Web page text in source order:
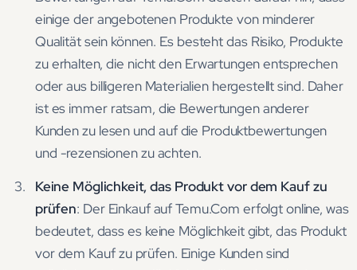
einige der angebotenen Produkte von minderer
Qualität sein können. Es besteht das Risiko, Produkte
zu erhalten, die nicht den Erwartungen entsprechen
oder aus billigeren Materialien hergestellt sind. Daher
ist es immer ratsam, die Bewertungen anderer
Kunden zu lesen und auf die Produktbewertungen
und -rezensionen zu achten.
Keine Möglichkeit, das Produkt vor dem Kauf zu
prüfen: Der Einkauf auf Temu.Com erfolgt online, was
bedeutet, dass es keine Möglichkeit gibt, das Produkt
vor dem Kauf zu prüfen. Einige Kunden sind